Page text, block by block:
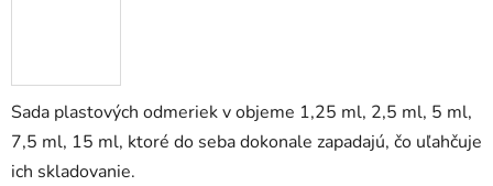
Sada plastových odmeriek v objeme 1,25 ml, 2,5 ml, 5 ml,
7,5 ml, 15 ml, ktoré do seba dokonale zapadajú, čo uľahčuje
ich skladovanie.